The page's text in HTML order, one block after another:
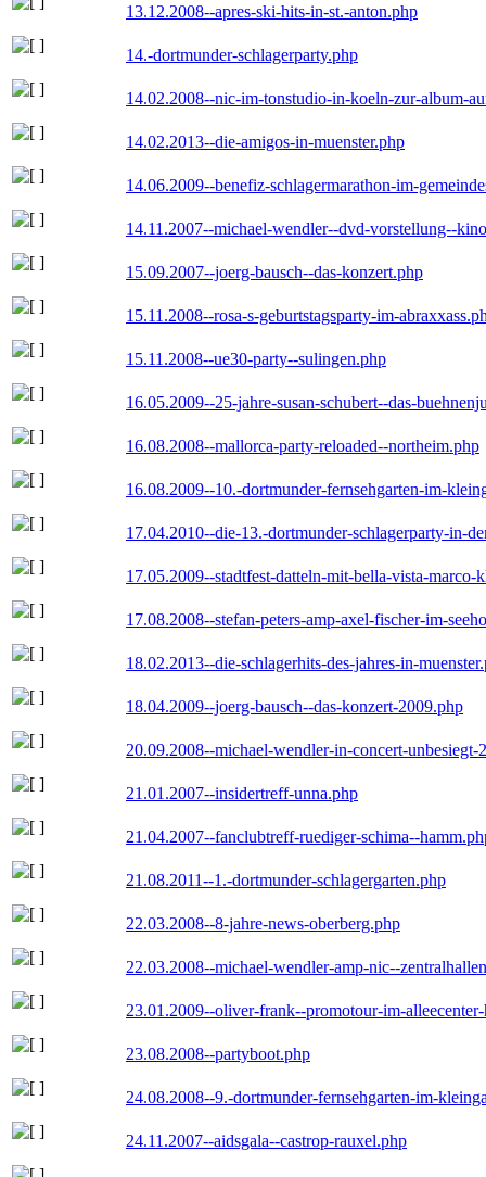
13.12.2008--apres-ski-hits-in-st.-anton.php
14.-dortmunder-schlagerparty.php
14.02.2008--nic-im-tonstudio-in-koeln-zur-album-
14.02.2013--die-amigos-in-muenster.php
14.06.2009--benefiz-schlagermarathon-im-
14.11.2007--michael-wendler--dvd-vorstellung--
15.09.2007--joerg-bausch--das-konzert.php
15.11.2008--rosa-s-geburtstagsparty-im-
15.11.2008--ue30-party--sulingen.php
16.05.2009--25-jahre-susan-schubert--das-
16.08.2008--mallorca-party-reloaded--northeim.php
16.08.2009--10.-dortmunder-fernsehgarten-im-
17.04.2010--die-13.-dortmunder-schlagerparty-in-
17.05.2009--stadtfest-datteln-mit-bella-vista-marco-
17.08.2008--stefan-peters-amp-axel-fischer-im-
18.02.2013--die-schlagerhits-des-jahres-in-
18.04.2009--joerg-bausch--das-konzert-2009.php
20.09.2008--michael-wendler-in-concert-unbesiegt-
21.01.2007--insidertreff-unna.php
21.04.2007--fanclubtreff-ruediger-schima--
21.08.2011--1.-dortmunder-schlagergarten.php
22.03.2008--8-jahre-news-oberberg.php
22.03.2008--michael-wendler-amp-nic--
23.01.2009--oliver-frank--promotour-im-
23.08.2008--partyboot.php
24.08.2008--9.-dortmunder-fernsehgarten-im-
24.11.2007--aidsgala--castrop-rauxel.php